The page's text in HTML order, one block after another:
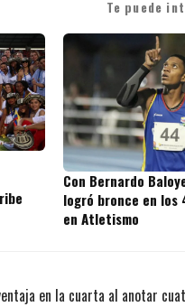
Te puede
Con Bernardo
logró bronce en los
en Atletismo
en la cuarta al anotar